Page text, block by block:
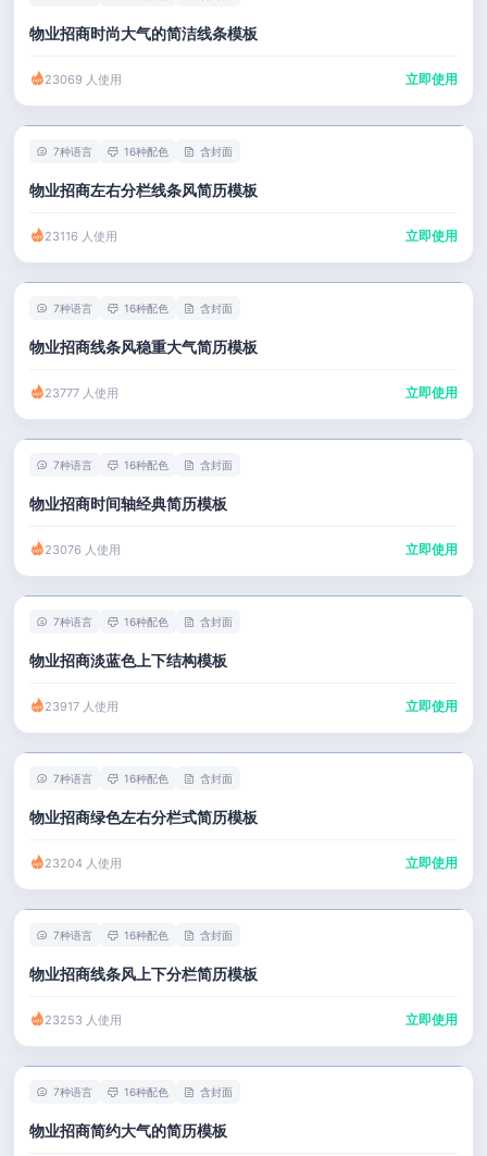
物业招商时尚大气的简洁线条模板
23069 人使用 立即使用
7种语言 16种配色 含封面
物业招商左右分栏线条风简历模板
23116 人使用 立即使用
7种语言 16种配色 含封面
物业招商线条风稳重大气简历模板
23777 人使用 立即使用
7种语言 16种配色 含封面
物业招商时间轴经典简历模板
23076 人使用 立即使用
7种语言 16种配色 含封面
物业招商淡蓝色上下结构模板
23917 人使用 立即使用
7种语言 16种配色 含封面
物业招商绿色左右分栏式简历模板
23204 人使用 立即使用
7种语言 16种配色 含封面
物业招商线条风上下分栏简历模板
23253 人使用 立即使用
7种语言 16种配色 含封面
物业招商简约大气的简历模板